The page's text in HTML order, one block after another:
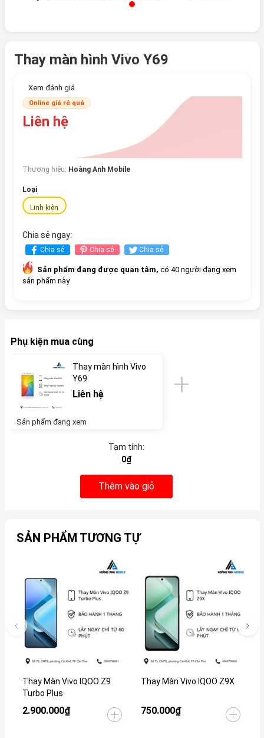
Thay màn hình Vivo Y69
Xem đánh giá
Online giá rẻ quá
Liên hệ
Thương hiệu: Hoàng Anh Mobile
Loại
Linh kiện
Chia sẻ ngay:
Chia sẻ Chia sẻ Chia sẻ
Sản phẩm đang được quan tâm, có 40 người đang xem
sản phẩm này
Phụ kiện mua cùng
Thay màn hình Vivo
Y69
Liên hệ
Sản phẩm đang xem
Tạm tính:
0₫
Thêm vào giỏ
SẢN PHẨM TƯƠNG TỰ
Thay Màn Vivo IQOO Z9
Turbo Plus
2.900.000₫
Thay Màn Vivo IQOO Z9X
750.000₫